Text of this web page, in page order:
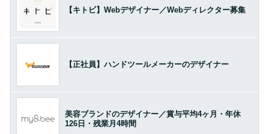
【キトビ】Webデザイナー／Webディレクター募集
【正社員】ハンドツールメーカーのデザイナー
美容ブランドのデザイナー／賞与平均4ヶ月・年休
126日・残業月4時間